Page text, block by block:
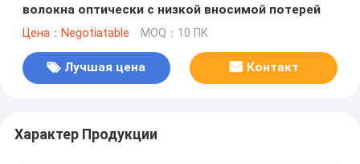
волокна оптически с низкой вносимой потерей
Цена：Negotiatable MOQ：10 ПК
Лучшая цена Контакт
Характер Продукции